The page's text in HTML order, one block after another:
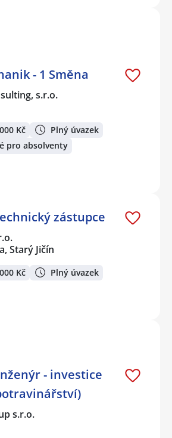
- 1 Směna
s.r.o.
Kč
Plný úvazek
pro absolventy
zástupce
Starý Jičín
Kč Plný úvazek
- investice
s.r.o.